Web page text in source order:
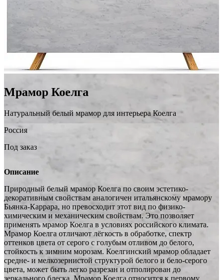
Мрамор Коелга
Натуральный белый мрамор для интерьера Коелга
Россия
Под заказ
Описание
Природный белый мрамор Коелга по своим эстетико-
декоративным свойствам аналогичен итальянскому мрамору
Бьянка-Каррара, но превосходит этот вид по физико-
химическим и механическим свойствам. Это позволяет
применять мрамор Коелга в условиях российского климата.
Мрамор Коелга отличают лёгкость в обработке, спектр
оттенков цвета от серого с голубым отливом до белого,
стойкость к зимним морозам. Коелгинский мрамор обладает
средне- и мелкозернистой структурой белого и бело-серого
цвета, может быть легко разрезан и отполирован до
зеркального блеска. Мрамор Коелга относится к первому